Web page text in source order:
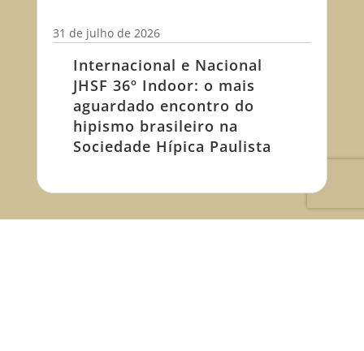
Internacional e Nacional
JHSF 36º Indoor: o mais
aguardado encontro do
hipismo brasileiro na
Sociedade Hípica Paulista
31 de julho de 2026